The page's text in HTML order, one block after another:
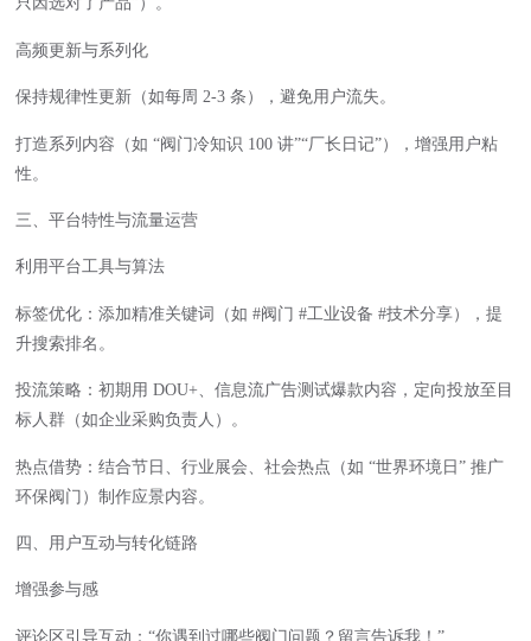
高频更新与系列化
保持规律性更新（如每周 2-3 条），避免用户流失。
打造系列内容（如 “阀门冷知识 100 讲”“厂长日记”），增强用户粘
性。
三、平台特性与流量运营
利用平台工具与算法
标签优化：添加精准关键词（如 #阀门 #工业设备 #技术分享），提
升搜索排名。
投流策略：初期用 DOU+、信息流广告测试爆款内容，定向投放至目
标人群（如企业采购负责人）。
热点借势：结合节日、行业展会、社会热点（如 “世界环境日” 推广
环保阀门）制作应景内容。
四、用户互动与转化链路
增强参与感
评论区引导互动：“你遇到过哪些阀门问题？留言告诉我！”